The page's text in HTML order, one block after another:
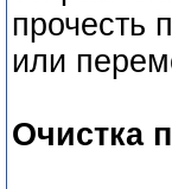
прочесть
или
Очистка